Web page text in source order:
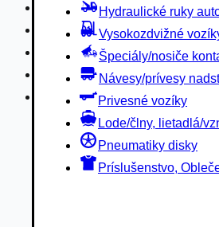
Hydraulické ruky
Vysokozdvižné
Špeciály/nosiče
Návesy/prívesy
Privesné vozíky
Lode/člny, lietadlá/
Pneumatiky disky
Príslušenstvo,
Návesy/prívesy nadstavby
Privesné vozíky
Lode/člny, lietadlá/
Pneumatiky disky
Príslušenstvo, Oblečenie